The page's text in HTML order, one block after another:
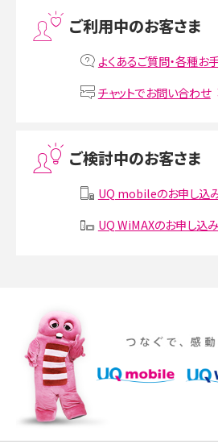
プリペイドSIMとは？種類やメリット・デメリット、
VPN接続とは？仕組みや必要性、メリット・デメリ
Instagram（インスタグラム）でスクショするとバ
SMSとは？料金やできること、注意点や届かない
iPhone 16eとiPhone SE（第3世代）の違いは？サ
iPhone 16eとiPhone 14を徹底比較！スペック・
iPhone 16シリーズのモデルを比較！価格・サイ
iPhone 16とiPhone 15の違いは？カメラ・スペッ
ご利用中のお客さま
よくあるご質問・各種お
チャットでお問い合わせ
ご検討中のお客さま
UQ mobileのお申し込
UQ WiMAXのお申し込